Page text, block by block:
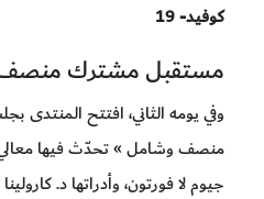
كوفيد- 19
مستقبل مشترك
وفي يومه الثاني، افتتح
منصف وشامل » تحدّث فيها
جيوم لا فورتون، وأدراتها د.